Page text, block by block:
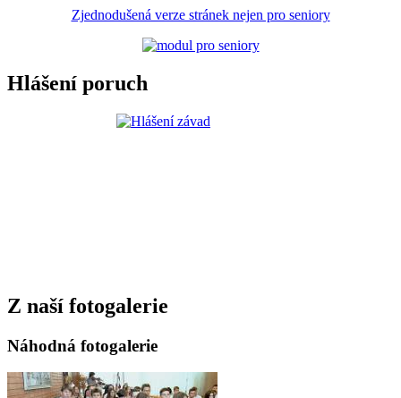
Zjednodušená verze stránek nejen pro seniory
Hlášení poruch
Z naší fotogalerie
Náhodná fotogalerie